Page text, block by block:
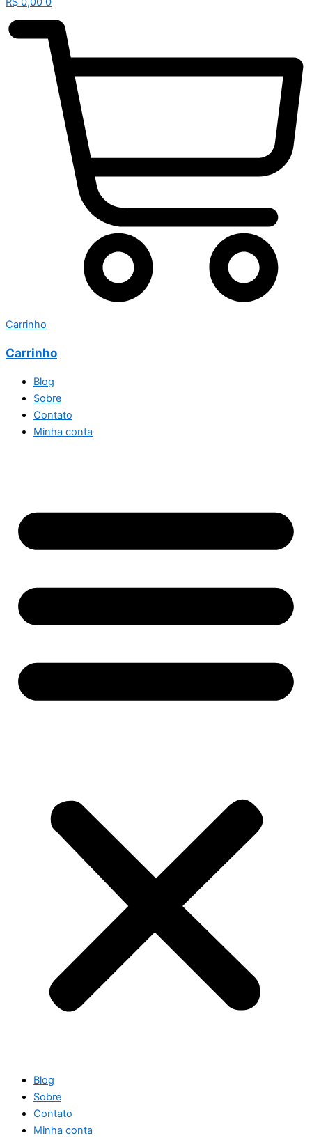
Carrinho
Carrinho
Blog
Sobre
Contato
Minha conta
Blog
Sobre
Contato
Minha conta